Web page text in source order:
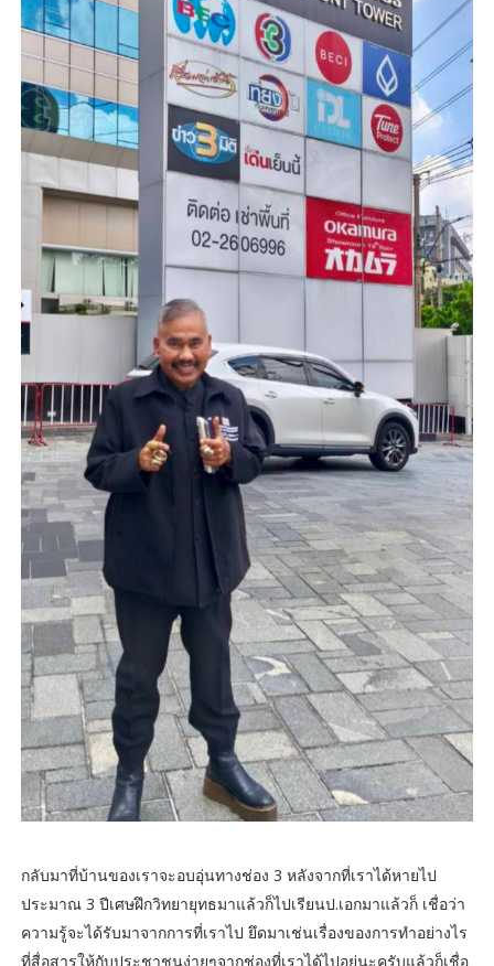
กลับมาที่บ้านของเราจะอบอุ่นทางช่อง 3 หลังจากที่เราได้หายไป
ประมาณ 3 ปีเศษฝึกวิทยายุทธมาแล้วก็ไปเรียนป.เอกมาแล้วก็ เชื่อว่า
ความรู้จะได้รับมาจากการที่เราไป ยึดมาเช่นเรื่องของการทำอย่างไร
ที่สื่อสารให้กับประชาชนง่ายๆจากช่องที่เราได้ไปอยู่นะครับแล้วก็เชื่อ